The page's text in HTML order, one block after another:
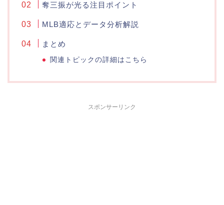
奪三振が光る注目ポイント
MLB適応とデータ分析解説
まとめ
関連トピックの詳細はこちら
スポンサーリンク